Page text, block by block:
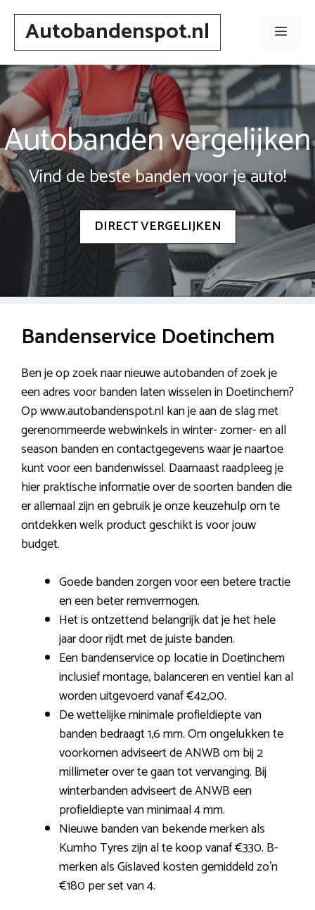
Spring
inhoudAutobandenspot.nl Menu
Autobanden vergelijken
Vind de beste banden voor je auto!
DIRECT VERGELIJKEN
Bandenservice Doetinchem
Ben je op zoek naar nieuwe autobanden of zoek je
een adres voor banden laten wisselen in Doetinchem?
Op www.autobandenspot.nl kan je aan de slag met
gerenommeerde webwinkels in winter- zomer- en all
season banden en contactgegevens waar je naartoe
kunt voor een bandenwissel. Daarnaast raadpleeg je
hier praktische informatie over de soorten banden die
er allemaal zijn en gebruik je onze keuzehulp om te
ontdekken welk product geschikt is voor jouw
budget.
Goede banden zorgen voor een betere tractie
en een beter remvermogen.
Het is ontzettend belangrijk dat je het hele
jaar door rijdt met de juiste banden.
Een bandenservice op locatie in Doetinchem
inclusief montage, balanceren en ventiel kan al
worden uitgevoerd vanaf €42,00.
De wettelijke minimale profieldiepte van
banden bedraagt 1,6 mm. Om ongelukken te
voorkomen adviseert de ANWB om bij 2
millimeter over te gaan tot vervanging. Bij
winterbanden adviseert de ANWB een
profieldiepte van minimaal 4 mm.
Nieuwe banden van bekende merken als
Kumho Tyres zijn al te koop vanaf €330. B-
merken als Gislaved kosten gemiddeld zo’n
€180 per set van 4.